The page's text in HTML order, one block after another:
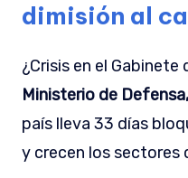
dimisión al
¿Crisis en el
Ministerio de Defensa,
país lleva 33 días
y crecen los sectores